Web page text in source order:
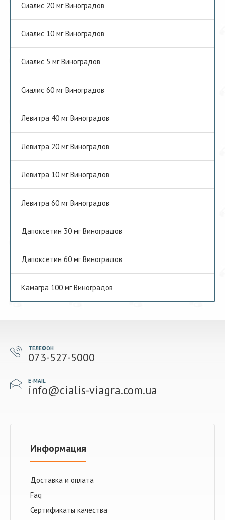
Сиалис 20 мг Виноградов
Сиалис 10 мг Виноградов
Сиалис 5 мг Виноградов
Сиалис 60 мг Виноградов
Левитра 40 мг Виноградов
Левитра 20 мг Виноградов
Левитра 10 мг Виноградов
Левитра 60 мг Виноградов
Дапоксетин 30 мг Виноградов
Дапоксетин 60 мг Виноградов
Камагра 100 мг Виноградов
ТЕЛЕФОН
073-527-5000
E-MAIL
info@cialis-viagra.com.ua
Информация
Доставка и оплата
Faq
Сертификаты качества